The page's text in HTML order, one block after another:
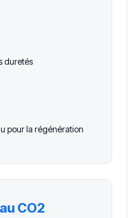
duretés
pour la régénération
CO2